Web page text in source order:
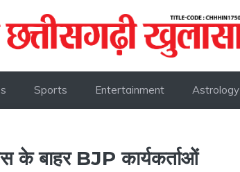
Sports Entertainment Astrology
के बाहर BJP कार्यकर्ताओं